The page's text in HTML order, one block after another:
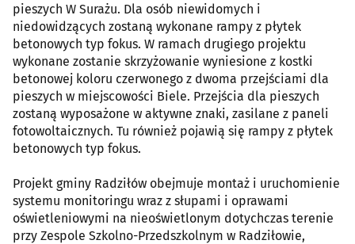
pieszych W Surażu. Dla osób niewidomych i
niedowidzących zostaną wykonane rampy z płytek
betonowych typ fokus. W ramach drugiego projektu
wykonane zostanie skrzyżowanie wyniesione z kostki
betonowej koloru czerwonego z dwoma przejściami dla
pieszych w miejscowości Biele. Przejścia dla pieszych
zostaną wyposażone w aktywne znaki, zasilane z paneli
fotowoltaicznych. Tu również pojawią się rampy z płytek
betonowych typ fokus.
Projekt gminy Radziłów obejmuje montaż i uruchomienie
systemu monitoringu wraz z słupami i oprawami
oświetleniowymi na nieoświetlonym dotychczas terenie
przy Zespole Szkolno-Przedszkolnym w Radziłowie,